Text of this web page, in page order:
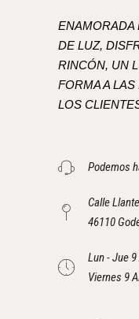
ENAMORADA
DE LUZ,
RINCÓN, UN
FORMA A
LOS
Podemos
Calle
46110
Lun - Jue
Viernes 9